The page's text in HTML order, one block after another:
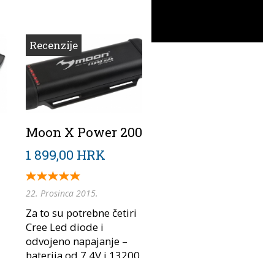
Recenzije
Moon X Power 200
1 899,00 HRK
22. Prosinca 2015.
Za to su potrebne četiri
Cree Led diode i
odvojeno napajanje –
baterija od 7.4V i 13200